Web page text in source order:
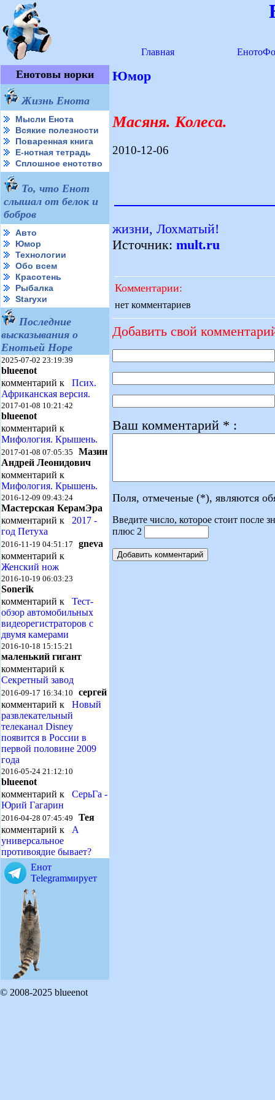
Главная
Енотовы норки
Жизнь Енота
Мысли Енота
Всякие полезности
Поваренная книга
Е-нотная тетрадь
Сплошное енотство
То, что Енот
слышал от белок и
бобров
Авто
Юмор
Технологии
Обо всем
Красотень
Рыбалка
Starухи
Последние
высказывания о
Енотьей Норе
2025-07-02 23:19:39
blueenot
комментарий к Псих.
Африканская версия.
2017-01-08 10:21:42
blueenot
комментарий к
Мифология. Крышень.
2017-01-08 07:05:35 Мазин
Андрей Леонидович
комментарий к
Мифология. Крышень.
2016-12-09 09:43:24
Мастерская КерамЭра
комментарий к 2017 -
год Петуха
2016-11-19 04:51:17 gneva
комментарий к
Женский нож
2016-10-19 06:03:23
Sonerik
комментарий к Тест-
обзор автомобильных
видеорегистраторов с
двумя камерами
2016-10-18 15:15:21
маленький гигант
комментарий к
Секретный завод
2016-09-17 16:34:10 сергей
комментарий к Новый
развлекательный
телеканал Disney
появится в России в
первой половине 2009
года
2016-05-24 21:12:10
blueenot
комментарий к СерьГа -
Юрий Гагарин
2016-04-28 07:45:49 Тея
комментарий к А
универсальное
противоядие бывает?
Енот
Telegramмирует
Юмор
Масяня. Колеса.
2010-12-06
жизни, Лохматый!
Источник: mult.ru
Комментарии:
нет комментариев
Добавить свой
Ваш комментарий * :
Поля, отмеченые (*), являются
Введите число, которое стоит после
плюс 2
© 2008-2025 blueenot